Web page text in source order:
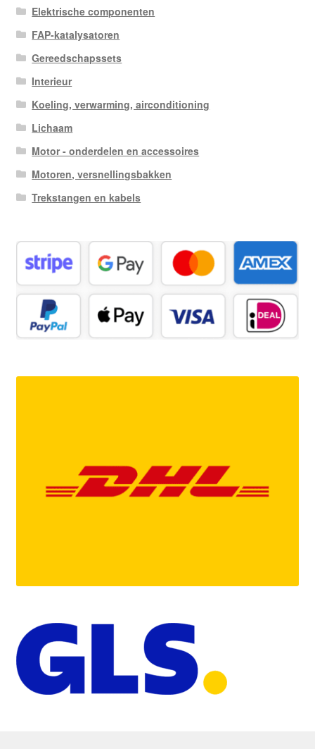
Elektrische componenten
FAP-katalysatoren
Gereedschapssets
Interieur
Koeling, verwarming, airconditioning
Lichaam
Motor - onderdelen en accessoires
Motoren, versnellingsbakken
Trekstangen en kabels